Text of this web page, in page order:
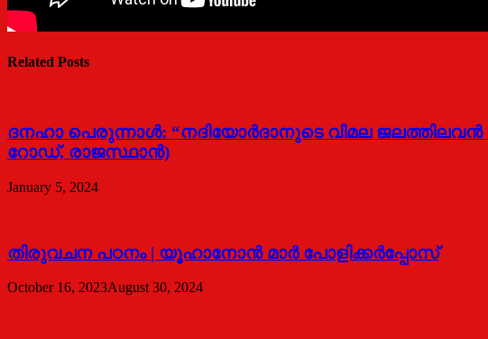
Related Posts
ദനഹാ പെരുന്നാള്‍: “നദിയോര്‍ദാനുടെ വിമല
റോഡ്, രാജസ്ഥാന്‍)
January 5, 2024
തിരുവചന പഠനം | യൂഹാനോന്‍ മാര്‍ പോളിക്കര്‍പ്പോസ്
October 16, 2023August 30, 2024